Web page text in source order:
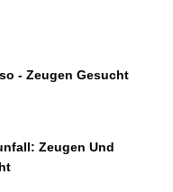
- Zeugen Gesucht
Zeugen Und